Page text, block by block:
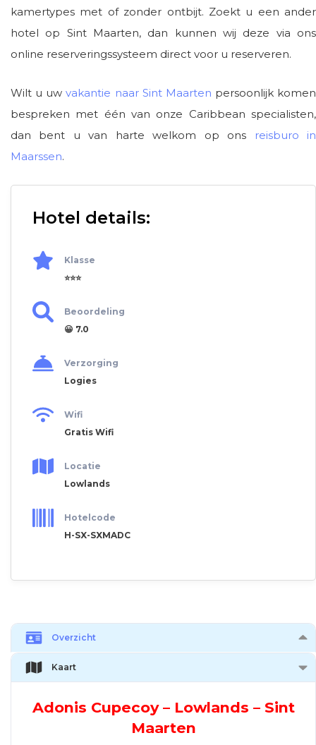
kamertypes met of zonder ontbijt. Zoekt u een ander
hotel op Sint Maarten, dan kunnen wij deze via ons
online reserveringssysteem direct voor u reserveren.
Wilt u uwvakantie naar Sint Maarten persoonlijk komen
bespreken met één van onze Caribbean specialisten,
dan bent u van harte welkom op ons
reisburo in
Maarssen.
Hotel details:
Klasse
⭐⭐⭐
Beoordeling
😀 7.0
Verzorging
Logies
Wifi
Gratis Wifi
Locatie
Lowlands
Hotelcode
H-SX-SXMADC
Overzicht
Kaart
Adonis Cupecoy – Lowlands – Sint
Maarten